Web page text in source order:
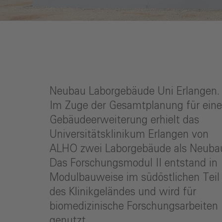
Neubau Laborgebäude Uni Erlangen.
Im Zuge der Gesamtplanung für eine
Gebäudeerweiterung erhielt das
Universitätsklinikum Erlangen von
ALHO zwei Laborgebäude als
Das Forschungsmodul II entstand in
Modulbauweise im südöstlichen Teil
des Klinikgeländes und wird für
biomedizinische Forschungsarbeiten